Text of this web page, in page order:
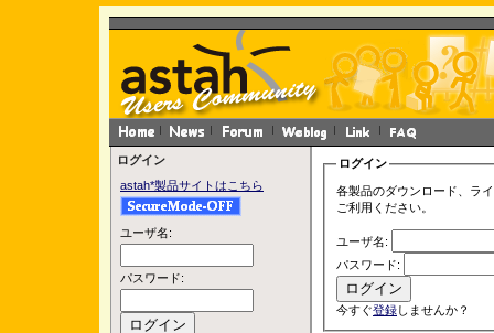
ログイン
astah*製品サイトはこちら
ユーザ名:
パスワード:
ログイン
各製品のダウンロード、ラ
ご利用ください。
ユーザ名:
パスワード:
今すぐ登録しませんか？